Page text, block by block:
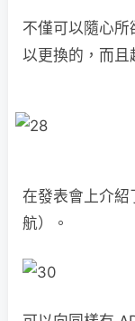
不僅可以隨心
以更換的，而
在發表會上介紹
航）。